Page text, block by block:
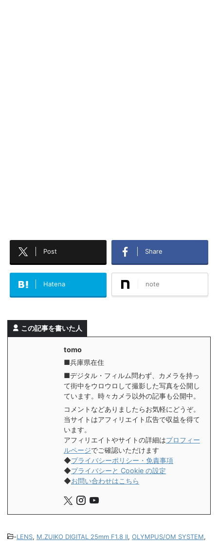
Post Share
Hatena note
この記事を書いた人
tomo
■兵庫県在住
■デジタル・フィルム問わず、カメラを持っ
て街中をウロウロして撮影した写真を公開し
ています。時々カメラ以外の記事も公開中。
コメントなどありましたらお気軽にどうぞ。
当サイトはアフィリエイト広告で収益を得て
います。
アフィリエイトやサイトの詳細はプロフィー
ルページでご確認いただけます
◆プライバシーポリシー・免責事項
◆プライバシーと Cookie の設定
◆お問い合わせはこちら
-LENS, M.ZUIKO DIGITAL 25mm F1.8 II, OLYMPUS/OM SYSTEM,